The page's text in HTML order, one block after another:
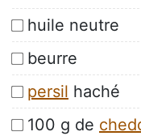
huile neutre
beurre
persil haché
100 g de